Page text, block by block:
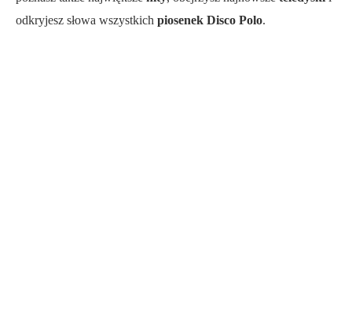
odkryjesz słowa wszystkich piosenek Disco Polo.